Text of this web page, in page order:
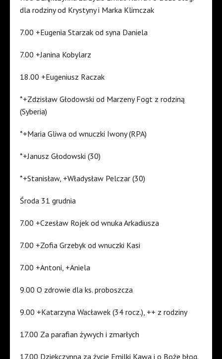
dla rodziny od Krystyny i Marka Klimczak
7.00 +Eugenia Starzak od syna Daniela
7.00 +Janina Kobylarz
18.00 +Eugeniusz Raczak
*+Zdzisław Głodowski od Marzeny Fogt z rodziną
(Syberia)
*+Maria Gliwa od wnuczki Iwony (RPA)
*+Janusz Głodowski (30)
*+Stanisław, +Władysław Pelczar (30)
Środa 31 grudnia
7.00 +Czesław Rojek od wnuka Arkadiusza
7.00 +Zofia Grzebyk od wnuczki Kasi
7.00 +Antoni, +Aniela
9.00 O zdrowie dla ks. proboszcza
9.00 +Katarzyna Wacławek (34 rocz.), ++ z rodziny
17.00 Za parafian żywych i zmarłych
17.00 Dziękczynna za życie Emilki Kawa i o Boże błog.